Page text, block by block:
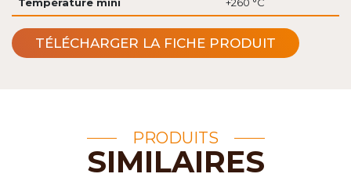
TÉLÉCHARGER LA FICHE PRODUIT
PRODUITS
SIMILAIRES